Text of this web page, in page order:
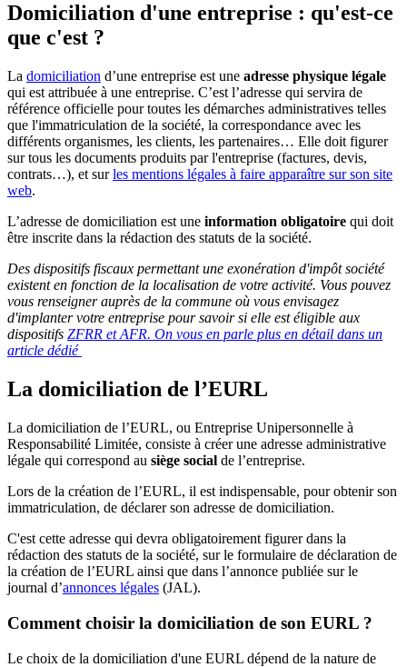
Domiciliation d'une entreprise : qu'est-ce
que c'est ?
La domiciliation d’une entreprise est une adresse physique légale
qui est attribuée à une entreprise. C’est l’adresse qui servira de
référence officielle pour toutes les démarches administratives telles
que l'immatriculation de la société, la correspondance avec les
différents organismes, les clients, les partenaires… Elle doit figurer
sur tous les documents produits par l'entreprise (factures, devis,
contrats…), et surles mentions légales à faire apparaître sur son site
web.
L’adresse de domiciliation est une information obligatoire qui doit
être inscrite dans la rédaction des statuts de la société.
Des dispositifs fiscaux permettant une exonération d'impôt société
existent en fonction de la localisation de votre activité. Vous pouvez
vous renseigner auprès de la commune où vous envisagez
d'implanter votre entreprise pour savoir si elle est éligible aux
dispositifs ZFRR etAFR. On vous en parle plus en détail dans un
article dédié
La domiciliation de l’EURL
La domiciliation de l’EURL, ou Entreprise Unipersonnelle à
Responsabilité Limitée, consiste à créer une adresse administrative
légale qui correspond au siège social de l’entreprise.
Lors de la création de l’EURL, il est indispensable, pour obtenir son
immatriculation, de déclarer son adresse de domiciliation.
C'est cette adresse qui devra obligatoirement figurer dans la
rédaction des statuts de la société, sur le formulaire de déclaration de
la création de l’EURL ainsi que dans l’annonce publiée sur le
journal d’annonces légales (JAL).
Comment choisir la domiciliation de son EURL ?
Le choix de la domiciliation d'une EURL dépend de la nature de